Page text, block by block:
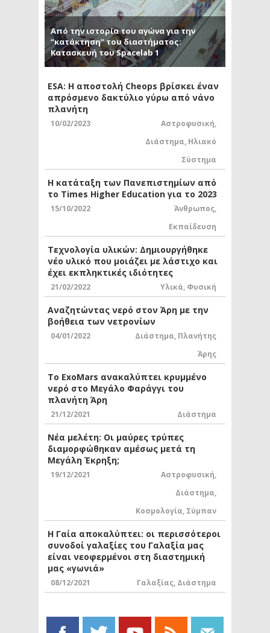
Από την ιστορία του αγώνα για την
“κατάκτηση” του διαστήματος:
Κατασκευή του Spacelab 1
ESA: Η αποστολή Cheops βρίσκει έναν
απρόσμενο δακτύλιο γύρω από νάνο
πλανήτη
10/02/2023 Αστροφυσική,
Διάστημα, Ηλιακό
Σύστημα
Η κατάταξη των Πανεπιστημίων από
το Times Higher Education για το 2023
15/10/2022 Άνθρωπος,
Εκπαίδευση
Τεχνολογία υλικών: Δημιουργήθηκε
νέο υλικό που μοιάζει με λάστιχο και
έχει εκπληκτικές ιδιότητες
21/02/2022 Υλικά, Φυσική
Αναζητώντας νερό στον Άρη με την
βοήθεια των νετρονίων
04/01/2022 Διάστημα, Πλανήτης
Άρης
Το ExoMars ανακαλύπτει κρυμμένο
νερό στο Μεγάλο Φαράγγι του
πλανήτη Άρη
21/12/2021 Διάστημα
Νέα μελέτη: Οι μαύρες τρύπες
διαμορφώθηκαν αμέσως μετά τη
Μεγάλη Έκρηξη;
19/12/2021 Αστροφυσική,
Διάστημα,
Κοσμολογία, Σύμπαν
Η Γαία αποκαλύπτει: οι περισσότεροι
συνοδοί γαλαξίες του Γαλαξία μας
είναι νεοφερμένοι στη διαστημική
μας «γωνιά»
08/12/2021 Γαλαξίας, Διάστημα